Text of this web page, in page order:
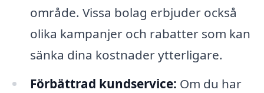
område. Vissa bolag erbjuder också
olika kampanjer och rabatter som kan
sänka dina kostnader ytterligare.
Förbättrad kundservice: Om du har